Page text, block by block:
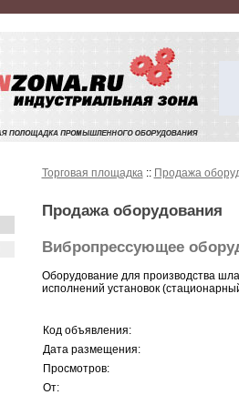
Торговая площадка:: Продажа
Продажа оборудования
Вибропрессующее
Оборудование для производства
исполнений установок
Код объявления:
Дата размещения:
Просмотров:
От: